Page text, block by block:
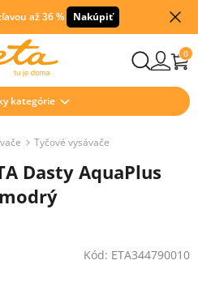
až 36 % Nakúpiť
0
kategórie
Tyčové vysávače
Dasty AquaPlus
Kód: ETA344790010